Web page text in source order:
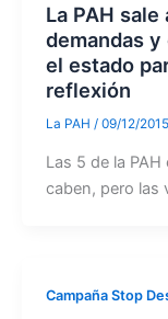
La PAH
demandas
el estado
reflexión
La PAH / 09/12/2015
Las 5 de la
caben, pero las
Campaña Stop